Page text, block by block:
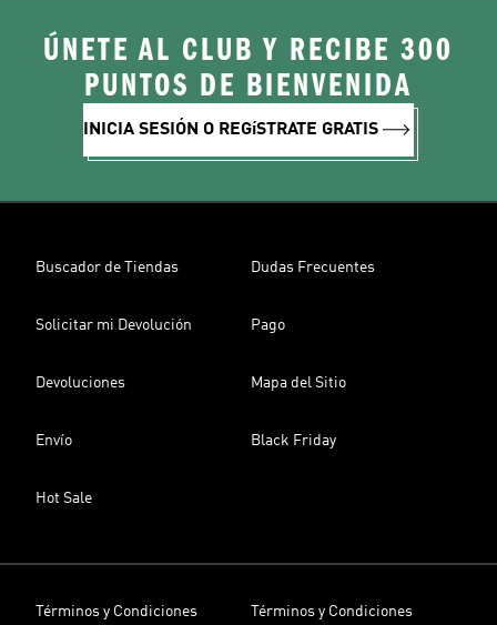
ÚNETE AL CLUB Y RECIBE 300
PUNTOS DE BIENVENIDA
INICIA SESIÓN O REGíSTRATE GRATIS
Buscador de Tiendas Dudas Frecuentes
Solicitar mi Devolución Pago
Devoluciones Mapa del Sitio
Envío Black Friday
Hot Sale
Términos y Condiciones Términos y Condiciones